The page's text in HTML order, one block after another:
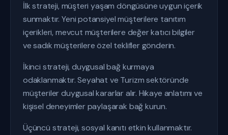
İlk strateji, müşteri yaşam döngüsüne uygun içerik
sunmaktır. Yeni potansiyel müşterilere tanıtım
içerikleri, mevcut müşterilere değer katıcı bilgiler
ve sadık müşterilere özel teklifler gönderin.
İkinci strateji, duygusal bağ kurmaya
odaklanmaktır. Seyahat ve Turizm sektöründe
müşteriler duygusal kararlar alır. Hikaye anlatımı ve
kişisel deneyimler paylaşarak bağ kurun.
Üçüncü strateji, sosyal kanıtı etkin kullanmaktır.